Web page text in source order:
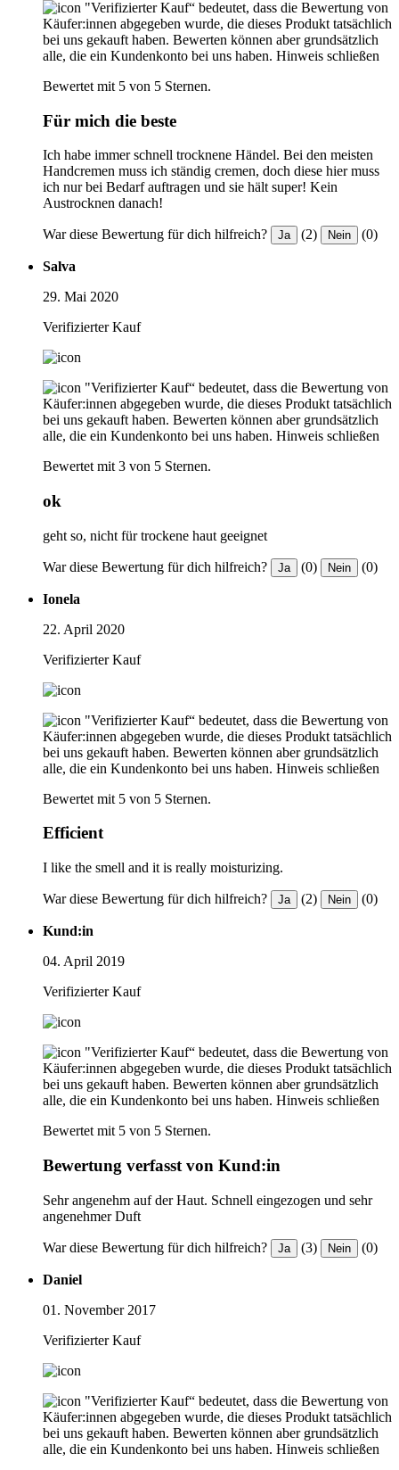
"Verifizierter Kauf“ bedeutet, dass die Bewertung von
Käufer:innen abgegeben wurde, die dieses Produkt tatsächlich
bei uns gekauft haben. Bewerten können aber grundsätzlich
alle, die ein Kundenkonto bei uns haben. Hinweis schließen
Bewertet mit 5 von 5 Sternen.
Für mich die beste
Ich habe immer schnell trocknene Händel. Bei den meisten
Handcremen muss ich ständig cremen, doch diese hier muss
ich nur bei Bedarf auftragen und sie hält super! Kein
Austrocknen danach!
War diese Bewertung für dich hilfreich? Ja (2) Nein (0)
Salva
29. Mai 2020
Verifizierter Kauf
"Verifizierter Kauf“ bedeutet, dass die Bewertung von
Käufer:innen abgegeben wurde, die dieses Produkt tatsächlich
bei uns gekauft haben. Bewerten können aber grundsätzlich
alle, die ein Kundenkonto bei uns haben. Hinweis schließen
Bewertet mit 3 von 5 Sternen.
ok
geht so, nicht für trockene haut geeignet
War diese Bewertung für dich hilfreich? Ja (0) Nein (0)
Ionela
22. April 2020
Verifizierter Kauf
"Verifizierter Kauf“ bedeutet, dass die Bewertung von
Käufer:innen abgegeben wurde, die dieses Produkt tatsächlich
bei uns gekauft haben. Bewerten können aber grundsätzlich
alle, die ein Kundenkonto bei uns haben. Hinweis schließen
Bewertet mit 5 von 5 Sternen.
Efficient
I like the smell and it is really moisturizing.
War diese Bewertung für dich hilfreich? Ja (2) Nein (0)
Kund:in
04. April 2019
Verifizierter Kauf
"Verifizierter Kauf“ bedeutet, dass die Bewertung von
Käufer:innen abgegeben wurde, die dieses Produkt tatsächlich
bei uns gekauft haben. Bewerten können aber grundsätzlich
alle, die ein Kundenkonto bei uns haben. Hinweis schließen
Bewertet mit 5 von 5 Sternen.
Bewertung verfasst von Kund:in
Sehr angenehm auf der Haut. Schnell eingezogen und sehr
angenehmer Duft
War diese Bewertung für dich hilfreich? Ja (3) Nein (0)
Daniel
01. November 2017
Verifizierter Kauf
"Verifizierter Kauf“ bedeutet, dass die Bewertung von
Käufer:innen abgegeben wurde, die dieses Produkt tatsächlich
bei uns gekauft haben. Bewerten können aber grundsätzlich
alle, die ein Kundenkonto bei uns haben. Hinweis schließen